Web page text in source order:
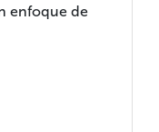
enfoque de